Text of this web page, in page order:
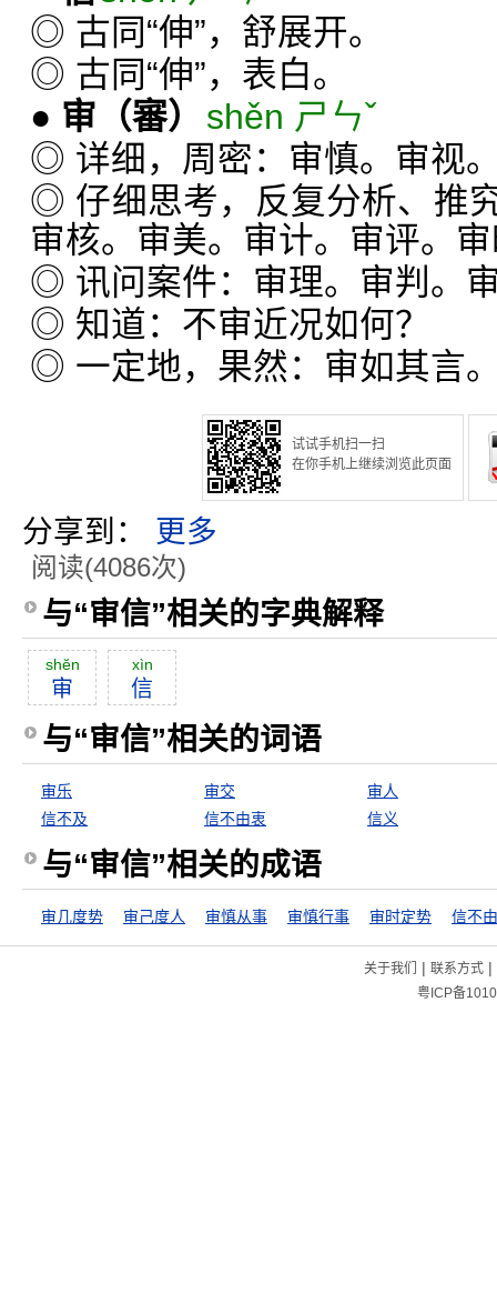
◎ 古同“伸”，舒展开。
◎ 古同“伸”，表白。
● 审 （審）
shěn ㄕㄣˇ
◎ 详细，周密：审慎。审视
◎ 仔细思考，反复分析、推
审核。审美。审计。审评。
◎ 讯问案件：审理。审判。
◎ 知道：不审近况如何？
◎ 一定地，果然：审如其言
试试手机扫一扫
在你手机上继续浏览此页面
分享到： 更多
阅读(4086次)
与“审信”相关的字典解释
shĕn
审
xìn
信
与“审信”相关的词语
审乐 审交
审人
信不及
信不由衷 信义
与“审信”相关的成语
审几度势 审己度人 审慎从事 审慎行事 审时定势 信不
关于我们 | 联系方式|
粤ICP备